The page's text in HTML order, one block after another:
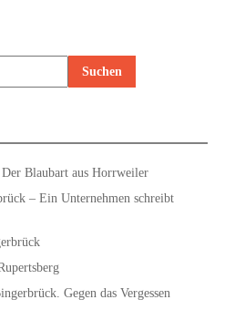
Blaubart aus Horrweiler
– Ein Unternehmen schreibt
Gegen das Vergessen